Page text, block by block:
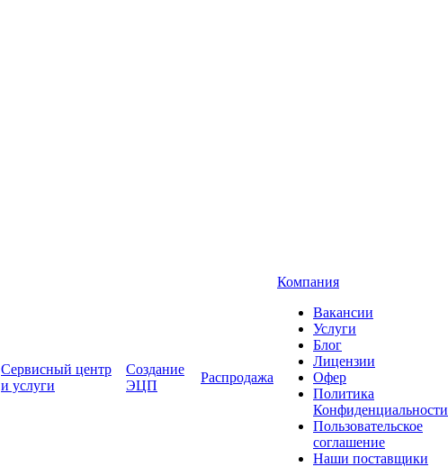
Сервисный центр
и услуги
Создание
ЭЦП
Распродажа
Компания
Вакансии
Услуги
Блог
Лицензии
Офер
Политика
Конфиденциальности
Пользовательское
соглашение
Наши поставщики